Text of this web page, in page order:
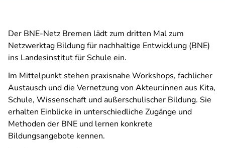
Der BNE-Netz Bremen lädt zum dritten Mal zum
Netzwerktag Bildung für nachhaltige Entwicklung (BNE)
ins Landesinstitut für Schule ein.
Im Mittelpunkt stehen praxisnahe Workshops, fachlicher
Austausch und die Vernetzung von Akteur:innen aus Kita,
Schule, Wissenschaft und außerschulischer Bildung. Sie
erhalten Einblicke in unterschiedliche Zugänge und
Methoden der BNE und lernen konkrete
Bildungsangebote kennen.